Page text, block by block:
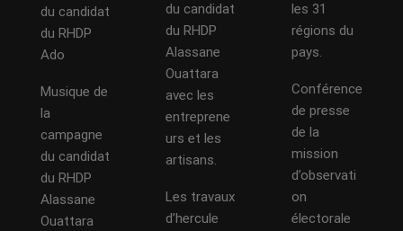
du candidat
du RHDP
Ado
Musique de
la
campagne
du candidat
du RHDP
Alassane
Ouattara
du candidat
du RHDP
Alassane
Ouattara
avec les
entreprene
urs et les
artisans.
Les travaux
d’hercule
les 31
régions du
pays.
Conférence
de presse
de la
mission
d’observati
on
électorale